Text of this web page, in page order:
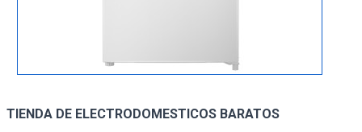
TIENDA DE ELECTRODOMESTICOS BARATOS